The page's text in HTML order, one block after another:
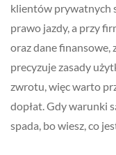
klientów prywatnych
prawo jazdy, a przy
oraz dane finansowe,
precyzuje zasady
zwrotu, więc warto
dopłat. Gdy warunki
spada, bo wiesz, co